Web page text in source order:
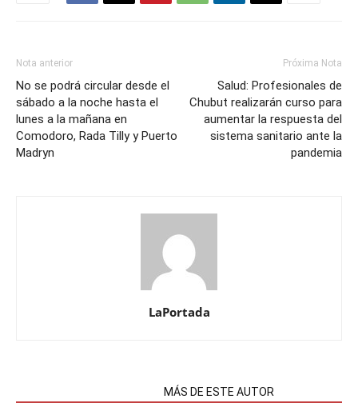
Nota anterior
No se podrá circular desde el
sábado a la noche hasta el
lunes a la mañana en
Comodoro, Rada Tilly y Puerto
Madryn
Próxima Nota
Salud: Profesionales de
Chubut realizarán curso para
aumentar la respuesta del
sistema sanitario ante la
pandemia
LaPortada
MÁS DE ESTE AUTOR